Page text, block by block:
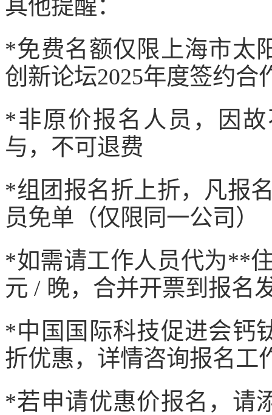
其他提醒：
*免费名额仅限上海市太
创新论坛2025年度签约合
*非原价报名人员，因
与，不可退费
*组团报名折上折，凡报
员免单（仅限同一公司）
*如需请工作人员代为**
元 / 晚，合并开票到报名
*中国国际科技促进会钙
折优惠，详情咨询报名工
*若申请优惠价报名，请